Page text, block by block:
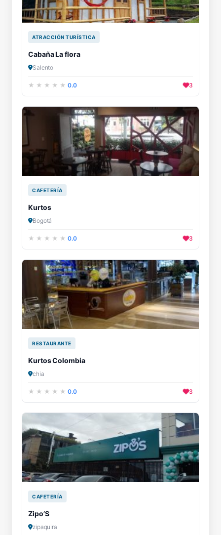
ATRACCIÓN TURÍSTICA
Cabaña La flora
Salento
0.0 3
CAFETERÍA
Kurtos
Bogotá
0.0 3
RESTAURANTE
Kurtos Colombia
chia
0.0 3
CAFETERÍA
Zipo’S
zipaquira